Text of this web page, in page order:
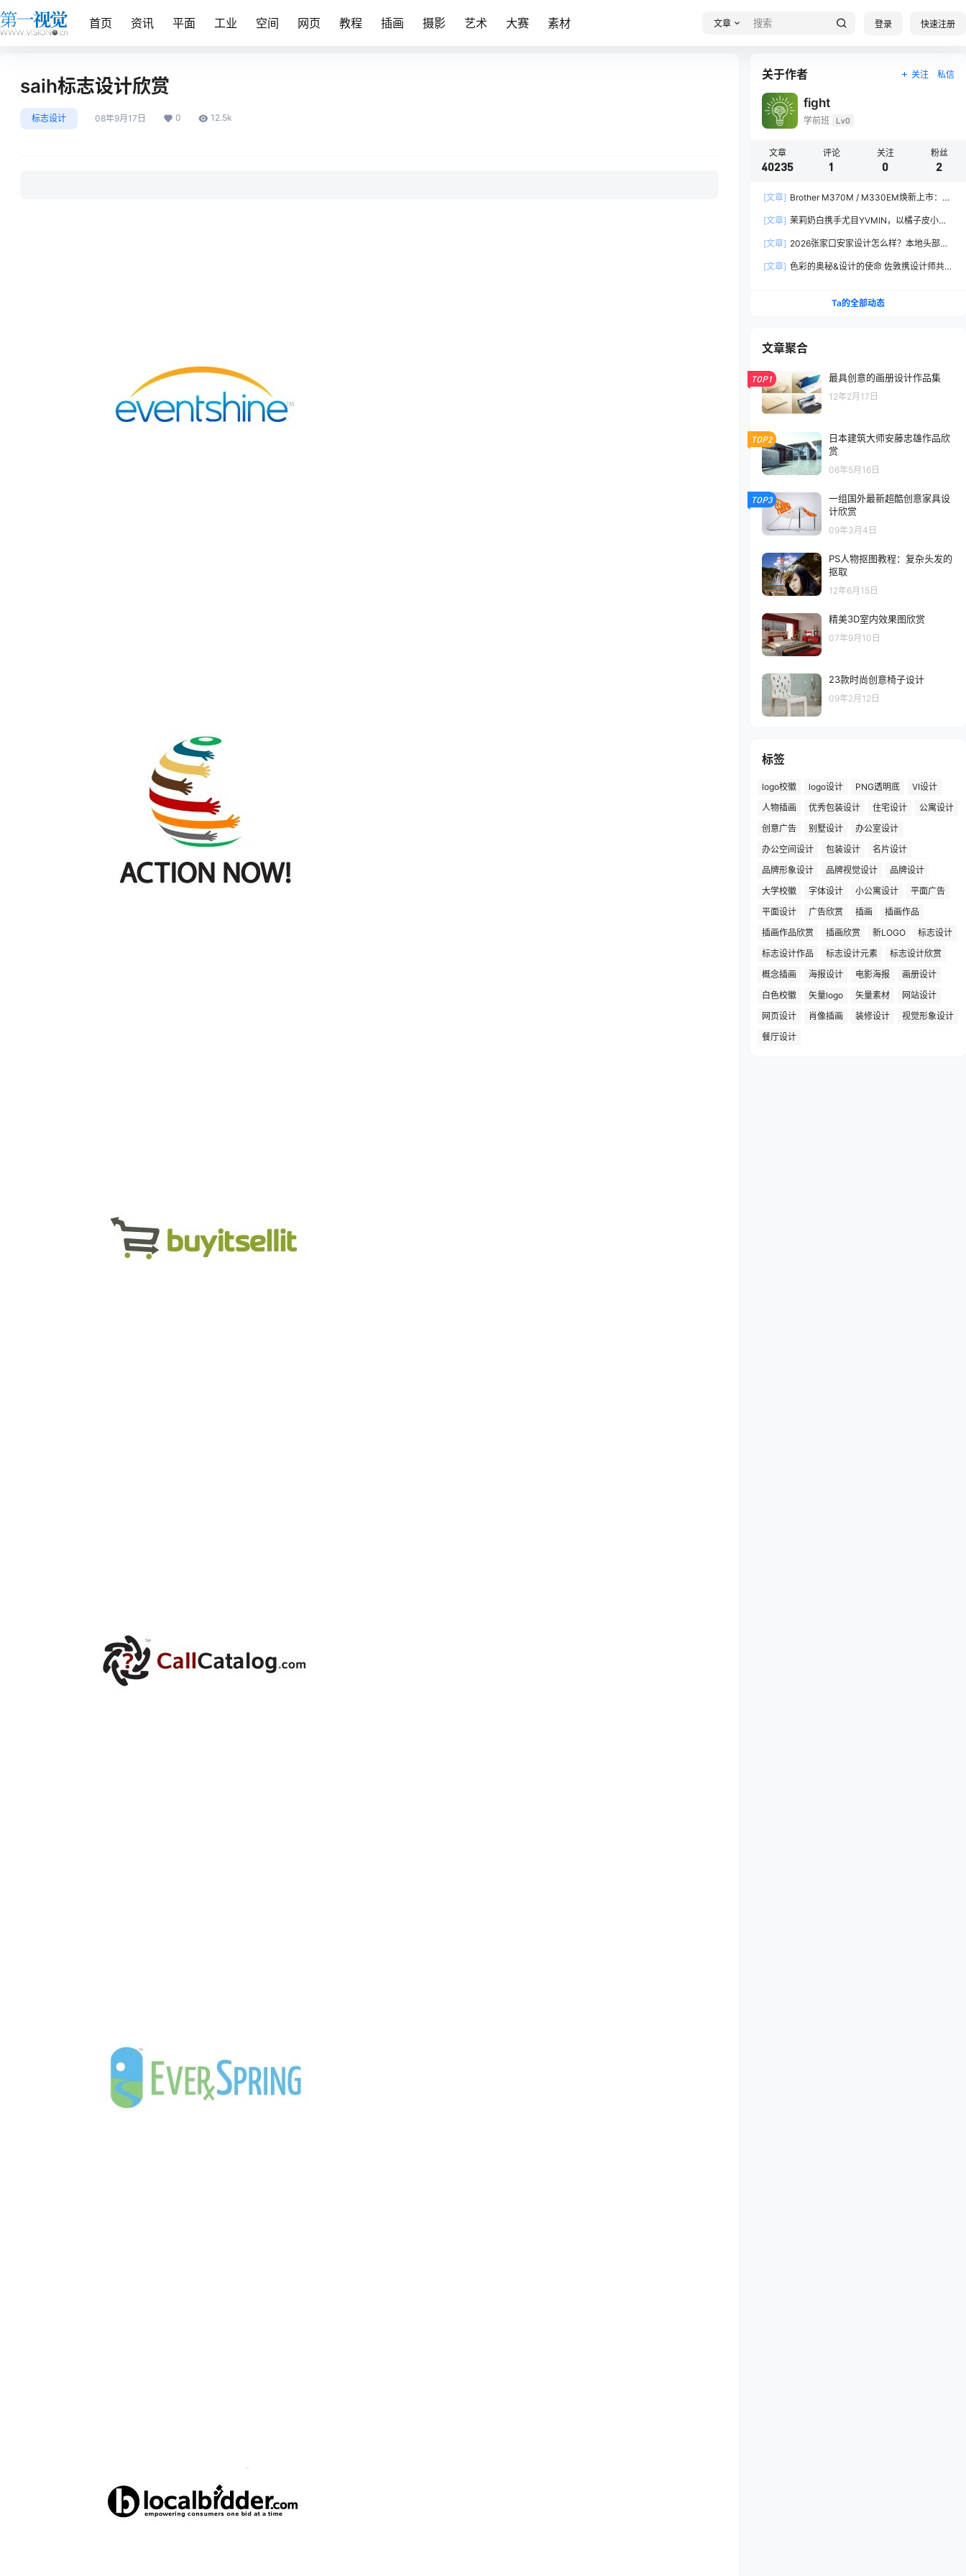
首页 资讯 平面 工业 空间 网页 教程 插画 摄影 艺术 大赛 素材 文章 登录 快速注册
saih标志设计欣赏
标志设计 08年9月17日 0 12.5k
关于作者 关注 私信
fight
学前班 Lv0
文章
40235
评论
1
关注
0
粉丝
2
[文章] Brother M370M / M330EM焕新上市：软
[文章] 茉莉奶白携手尤目YVMIN，以橘子皮小熊
[文章] 2026张家口安家设计怎么样？本地头部全
[文章] 色彩的奥秘&设计的使命 佐敦携设计师共探
Ta的全部动态
文章聚合
TOP1 最具创意的画册设计作品集
12年2月17日
TOP2
日本建筑大师安藤忠雄作品欣
赏
06年5月16日
TOP3
一组国外最新超酷创意家具设
计欣赏
09年3月4日
PS人物抠图教程：复杂头发的
抠取
12年6月15日
精美3D室内效果图欣赏
07年9月10日
23款时尚创意椅子设计
09年2月12日
标签
logo校徽 logo设计 PNG透明底
VI设计
人物插画
优秀包装设计 住宅设计
公寓设计
创意广告
别墅设计
办公室设计
办公空间设计
包装设计
名片设计
品牌形象设计
品牌视觉设计
品牌设计
大学校徽
字体设计 小公寓设计
平面广告
平面设计
广告欣赏 插画
插画作品
插画作品欣赏
插画欣赏 新LOGO
标志设计
标志设计作品
标志设计元素
标志设计欣赏
概念插画
海报设计 电影海报
画册设计
白色校徽
矢量logo 矢量素材
网站设计
网页设计
肖像插画 装修设计
视觉形象设计
餐厅设计